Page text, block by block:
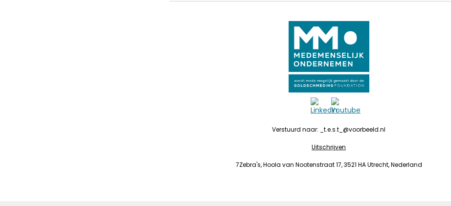
Verstuurd naar: _t.e.s.t_@voorbeeld.nl
Uitschrijven
7Zebra's, Hoola van Nootenstraat 17, 3521 HA Utrecht, Nederland